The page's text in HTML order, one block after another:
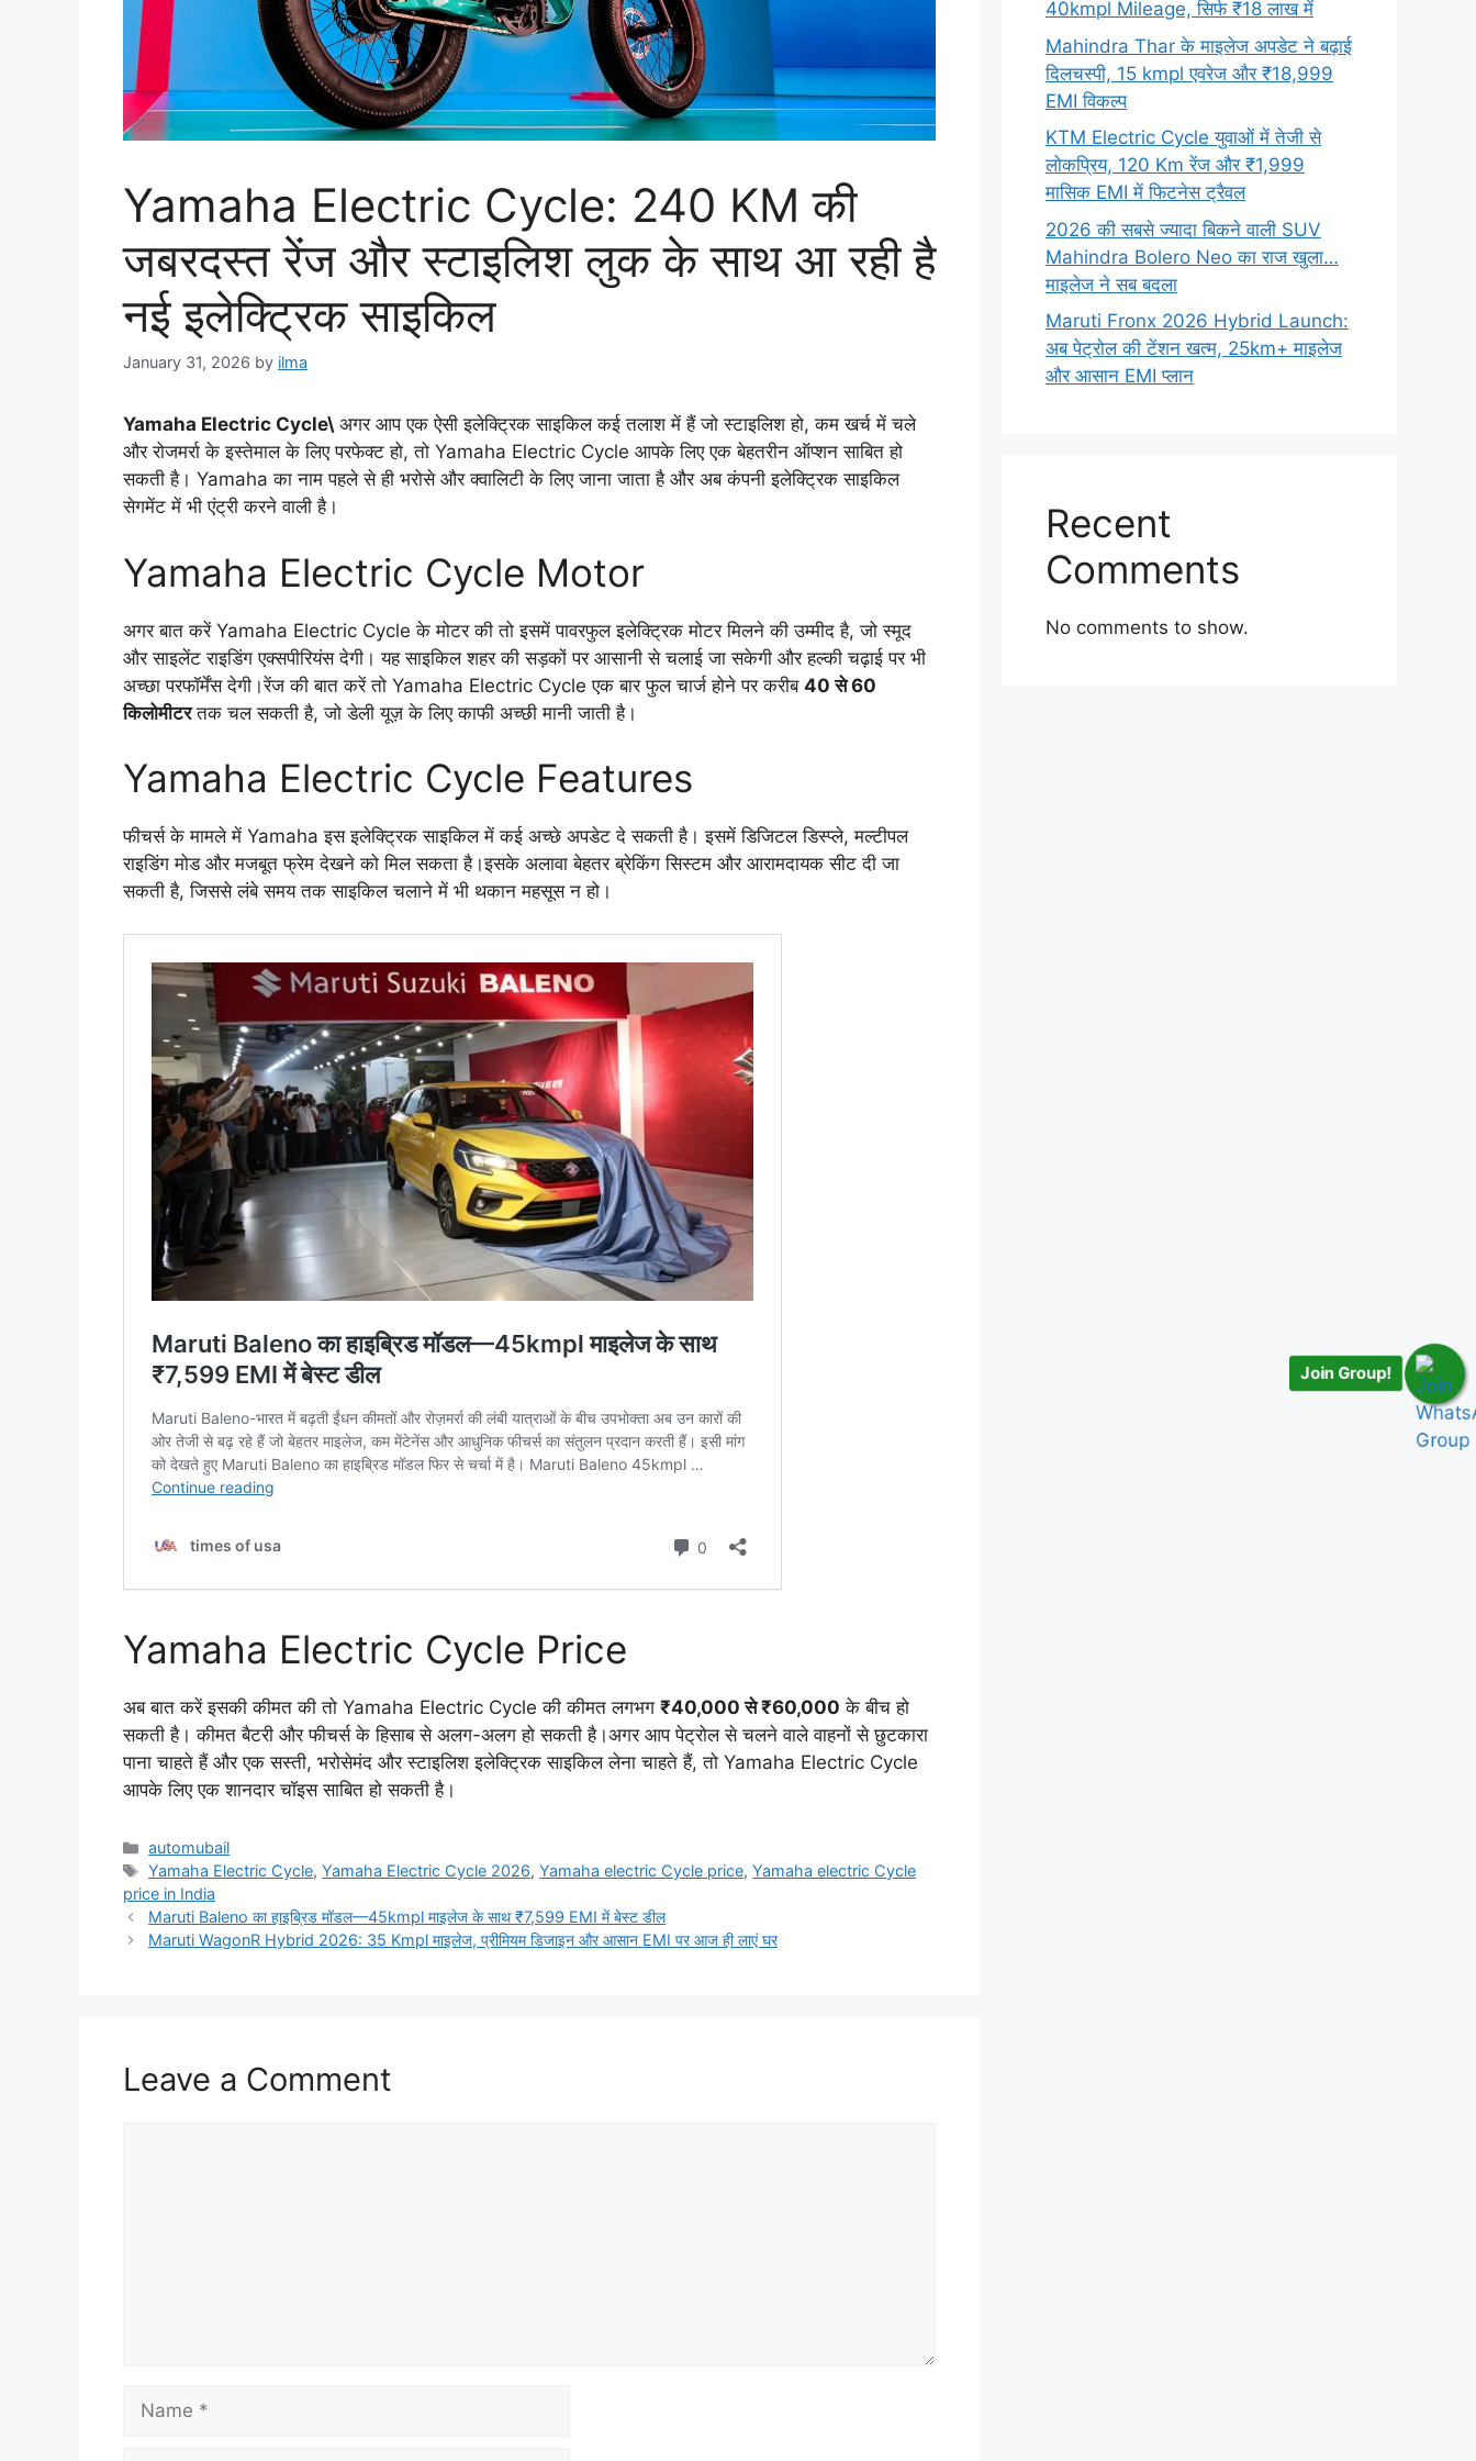
Yamaha Electric Cycle: 240 KM की
जबरदस्त रेंज और स्टाइलिश लुक के साथ आ रही है
नई इलेक्ट्रिक साइकिल
January 31, 2026 by ilma
Yamaha Electric Cycle\ अगर आप एक ऐसी इलेक्ट्रिक साइकिल कई तलाश में हैं जो स्टाइलिश हो, कम खर्च में चले
और रोजमर्रा के इस्तेमाल के लिए परफेक्ट हो, तो Yamaha Electric Cycle आपके लिए एक बेहतरीन ऑप्शन साबित हो
सकती है। Yamaha का नाम पहले से ही भरोसे और क्वालिटी के लिए जाना जाता है और अब कंपनी इलेक्ट्रिक साइकिल
सेगमेंट में भी एंट्री करने वाली है।
Yamaha Electric Cycle Motor
अगर बात करें Yamaha Electric Cycle के मोटर की तो इसमें पावरफुल इलेक्ट्रिक मोटर मिलने की उम्मीद है, जो स्मूद
और साइलेंट राइडिंग एक्सपीरियंस देगी। यह साइकिल शहर की सड़कों पर आसानी से चलाई जा सकेगी और हल्की चढ़ाई पर भी
अच्छा परफॉर्मेंस देगी।रेंज की बात करें तो Yamaha Electric Cycle एक बार फुल चार्ज होने पर करीब 40 से 60
किलोमीटरतक चल सकती है, जो डेली यूज़ के लिए काफी अच्छी मानी जाती है।
Yamaha Electric Cycle Features
फीचर्स के मामले में Yamaha इस इलेक्ट्रिक साइकिल में कई अच्छे अपडेट दे सकती है। इसमें डिजिटल डिस्प्ले, मल्टीपल
राइडिंग मोड और मजबूत फ्रेम देखने को मिल सकता है।इसके अलावा बेहतर ब्रेकिंग सिस्टम और आरामदायक सीट दी जा
सकती है, जिससे लंबे समय तक साइकिल चलाने में भी थकान महसूस न हो।
Yamaha Electric Cycle Price
अब बात करें इसकी कीमत की तो Yamaha Electric Cycle की कीमत लगभग ₹40,000 से ₹60,000 के बीच हो
सकती है। कीमत बैटरी और फीचर्स के हिसाब से अलग-अलग हो सकती है।अगर आप पेट्रोल से चलने वाले वाहनों से छुटकारा
पाना चाहते हैं और एक सस्ती, भरोसेमंद और स्टाइलिश इलेक्ट्रिक साइकिल लेना चाहते हैं, तो Yamaha Electric Cycle
आपके लिए एक शानदार चॉइस साबित हो सकती है।
Categories
automubail
Tags
Yamaha Electric Cycle,Yamaha Electric Cycle 2026,Yamaha electric Cycle price,Yamaha electric Cycle
price in India
Maruti Baleno का हाइब्रिड मॉडल—45kmpl माइलेज के साथ ₹7,599 EMI में बेस्ट डील
Maruti WagonR Hybrid 2026: 35 Kmpl माइलेज, प्रीमियम डिजाइन और आसान EMI पर आज ही लाएं घर
Leave a Comment
Name
40kmpl Mileage, सिर्फ ₹18 लाख में
Mahindra Thar के माइलेज अपडेट ने बढ़ाई
दिलचस्पी, 15 kmpl एवरेज और ₹18,999
EMI विकल्प
KTM Electric Cycle युवाओं में तेजी से
लोकप्रिय, 120 Km रेंज और ₹1,999
मासिक EMI में फिटनेस ट्रैवल
2026 की सबसे ज्यादा बिकने वाली SUV
Mahindra Bolero Neo का राज खुला…
माइलेज ने सब बदला
Maruti Fronx 2026 Hybrid Launch:
अब पेट्रोल की टेंशन खत्म, 25km+ माइलेज
और आसान EMI प्लान
Recent
Comments
No comments to show.
Join Group!